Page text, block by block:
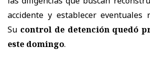
accidente y establecer eventuales
Su control de detención quedó
este domingo.